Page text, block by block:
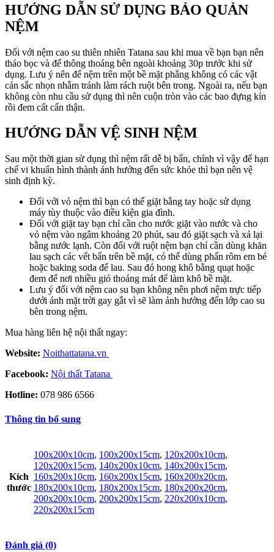
HƯỚNG DẪN SỬ DỤNG BẢO QUẢN
NỆM
Đối với nệm cao su thiên nhiên Tatana sau khi mua về bạn bạn nên
tháo bọc và để thông thoáng bên ngoài khoảng 30p trước khi sử
dụng. Lưu ý nên để nệm trên một bề mặt phẳng không có các vật
cản sắc nhọn nhằm tránh làm rách ruột bên trong. Ngoài ra, nếu bạn
không còn nhu cầu sử dụng thì nên cuộn tròn vào các bao đựng kín
rồi đem cất cẩn thận.
HƯỚNG DẪN VỆ SINH NỆM
Sau một thời gian sử dụng thì nệm rất dễ bị bẩn, chính vì vậy để hạn
chế vi khuẩn hình thành ảnh hưởng đến sức khỏe thì bạn nên vệ
sinh định kỳ.
Đối với vỏ nệm thì bạn có thể giặt bằng tay hoặc sử dụng
máy tùy thuộc vào điều kiện gia đình.
Đối với giặt tay bạn chỉ cần cho nước giặt vào nước và cho
vỏ nệm vào ngâm khoảng 20 phút, sau đó giặt sạch và xả lại
bằng nước lạnh. Còn đối với ruột nệm bạn chỉ cần dùng khăn
lau sạch các vết bẩn trên bề mặt, có thể dùng phấn rôm em bé
hoặc baking soda để lau. Sau đó hong khô bằng quạt hoặc
đem để nơi nhiều gió thoáng mát để làm khô bề mặt.
Lưu ý đối với nệm cao su bạn không nên phơi nệm trực tiếp
dưới ánh mặt trời gay gắt vì sẽ làm ảnh hưởng đến lớp cao su
bên trong nệm.
Mua hàng liên hệ nội thất ngay:
Website: Noithattatana.vn
Facebook: Nội thất Tatana
Hotline: 078 986 6566
Thông tin bổ sung
Kích
thước
100x200x10cm, 100x200x15cm, 120x200x10cm,
120x200x15cm, 140x200x10cm, 140x200x15cm,
160x200x10cm, 160x200x15cm, 160x200x20cm,
180x200x10cm, 180x200x15cm, 180x200x20cm,
200x200x10cm, 200x200x15cm, 220x200x10cm,
220x200x15cm
Đánh giá (0)